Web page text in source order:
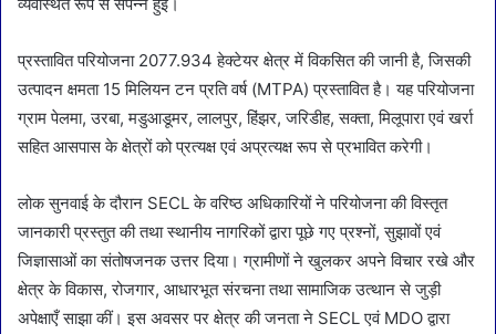
प्रस्तावित परियोजना 2077.934 हेक्टेयर क्षेत्र में विकसित की जानी है, जिसकी
उत्पादन क्षमता 15 मिलियन टन प्रति वर्ष (MTPA) प्रस्तावित है। यह परियोजना
ग्राम पेलमा, उरबा, मडुआडूमर, लालपुर, हिंझर, जरिडीह, सक्ता, मिलूपारा एवं खर्रा
सहित आसपास के क्षेत्रों को प्रत्यक्ष एवं अप्रत्यक्ष रूप से प्रभावित करेगी।
लोक सुनवाई के दौरान SECL के वरिष्ठ अधिकारियों ने परियोजना की विस्तृत
जानकारी प्रस्तुत की तथा स्थानीय नागरिकों द्वारा पूछे गए प्रश्नों, सुझावों एवं
जिज्ञासाओं का संतोषजनक उत्तर दिया। ग्रामीणों ने खुलकर अपने विचार रखे और
क्षेत्र के विकास, रोजगार, आधारभूत संरचना तथा सामाजिक उत्थान से जुड़ी
अपेक्षाएँ साझा कीं। इस अवसर पर क्षेत्र की जनता ने SECL एवं MDO द्वारा